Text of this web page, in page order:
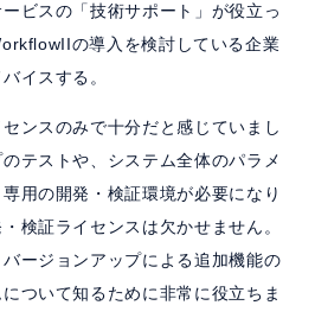
ビスの「技術サポート」が役立っ
の導入を検討している企業
イスする。
センスのみで十分だと感じていまし
テストや、システム全体のパラメ
用の開発・検証環境が必要になり
検証ライセンスは欠かせません。
ージョンアップによる追加機能の
ついて知るために非常に役立ちま